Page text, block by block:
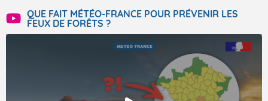
QUE FAIT MÉTÉO-FRANCE POUR PRÉVENIR LES
FEUX DE FORÊTS ?